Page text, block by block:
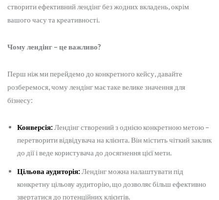
створити ефективний лендінг без жодних вкладень, окрім
вашого часу та креативності.
Чому лендінг – це важливо?
Перш ніж ми перейдемо до конкретного кейсу, давайте
розберемося, чому лендінг має таке велике значення для
бізнесу:
Конверсія: Лендінг створений з однією конкретною метою –
перетворити відвідувача на клієнта. Він містить чіткий заклик
до дії і веде користувача до досягнення цієї мети.
Цільова аудиторія: Лендінг можна налаштувати під
конкретну цільову аудиторію, що дозволяє більш ефективно
звертатися до потенційних клієнтів.